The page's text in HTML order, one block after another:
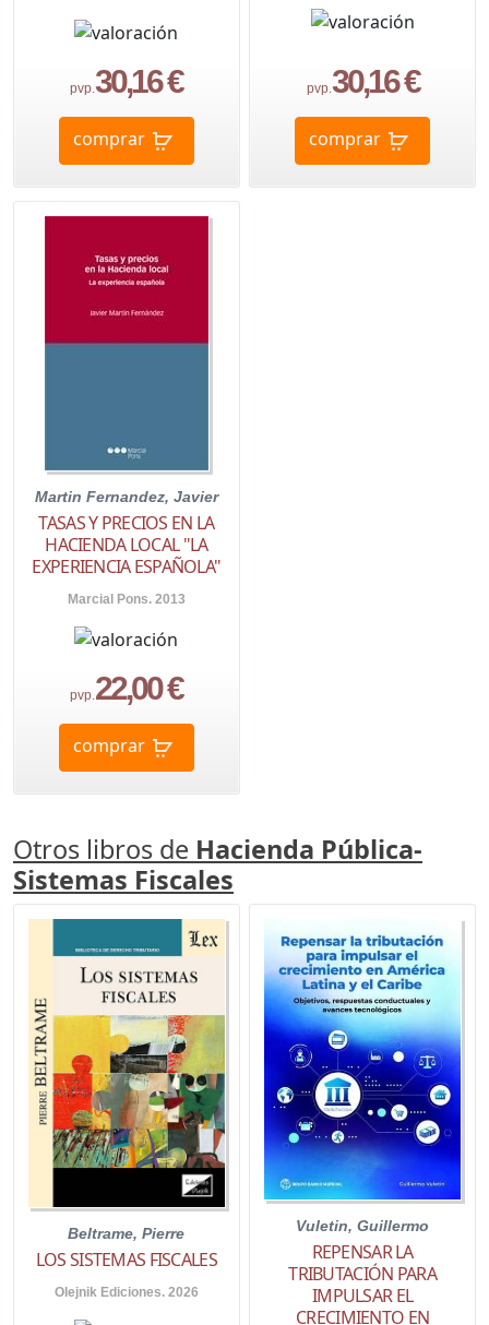
pvp.30,16 €
comprar
pvp.30,16 €
comprar
Martin Fernandez, Javier
TASAS Y PRECIOS EN LA
HACIENDA LOCAL "LA
EXPERIENCIA ESPAÑOLA"
Marcial Pons. 2013
pvp.22,00 €
comprar
Otros libros de Hacienda Pública-
Sistemas Fiscales
Beltrame, Pierre
LOS SISTEMAS FISCALES
Olejnik Ediciones. 2026
Vuletin, Guillermo
REPENSAR LA
TRIBUTACIÓN PARA
IMPULSAR EL
CRECIMIENTO EN